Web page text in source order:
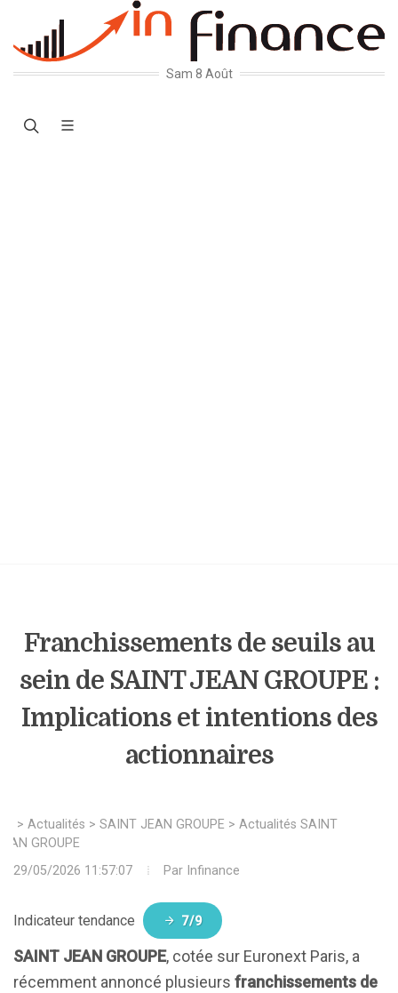
Sam 8 Août
Franchissements de seuils au
sein de SAINT JEAN GROUPE :
Implications et intentions des
actionnaires
> Actualités > SAINT JEAN GROUPE > Actualités SAINT
GROUPE
29/05/2026 11:57:07
Par Infinance
Indicateur tendance 7/9
SAINT JEAN GROUPE, cotée sur Euronext Paris, a
récemment annoncé plusieurs franchissements de